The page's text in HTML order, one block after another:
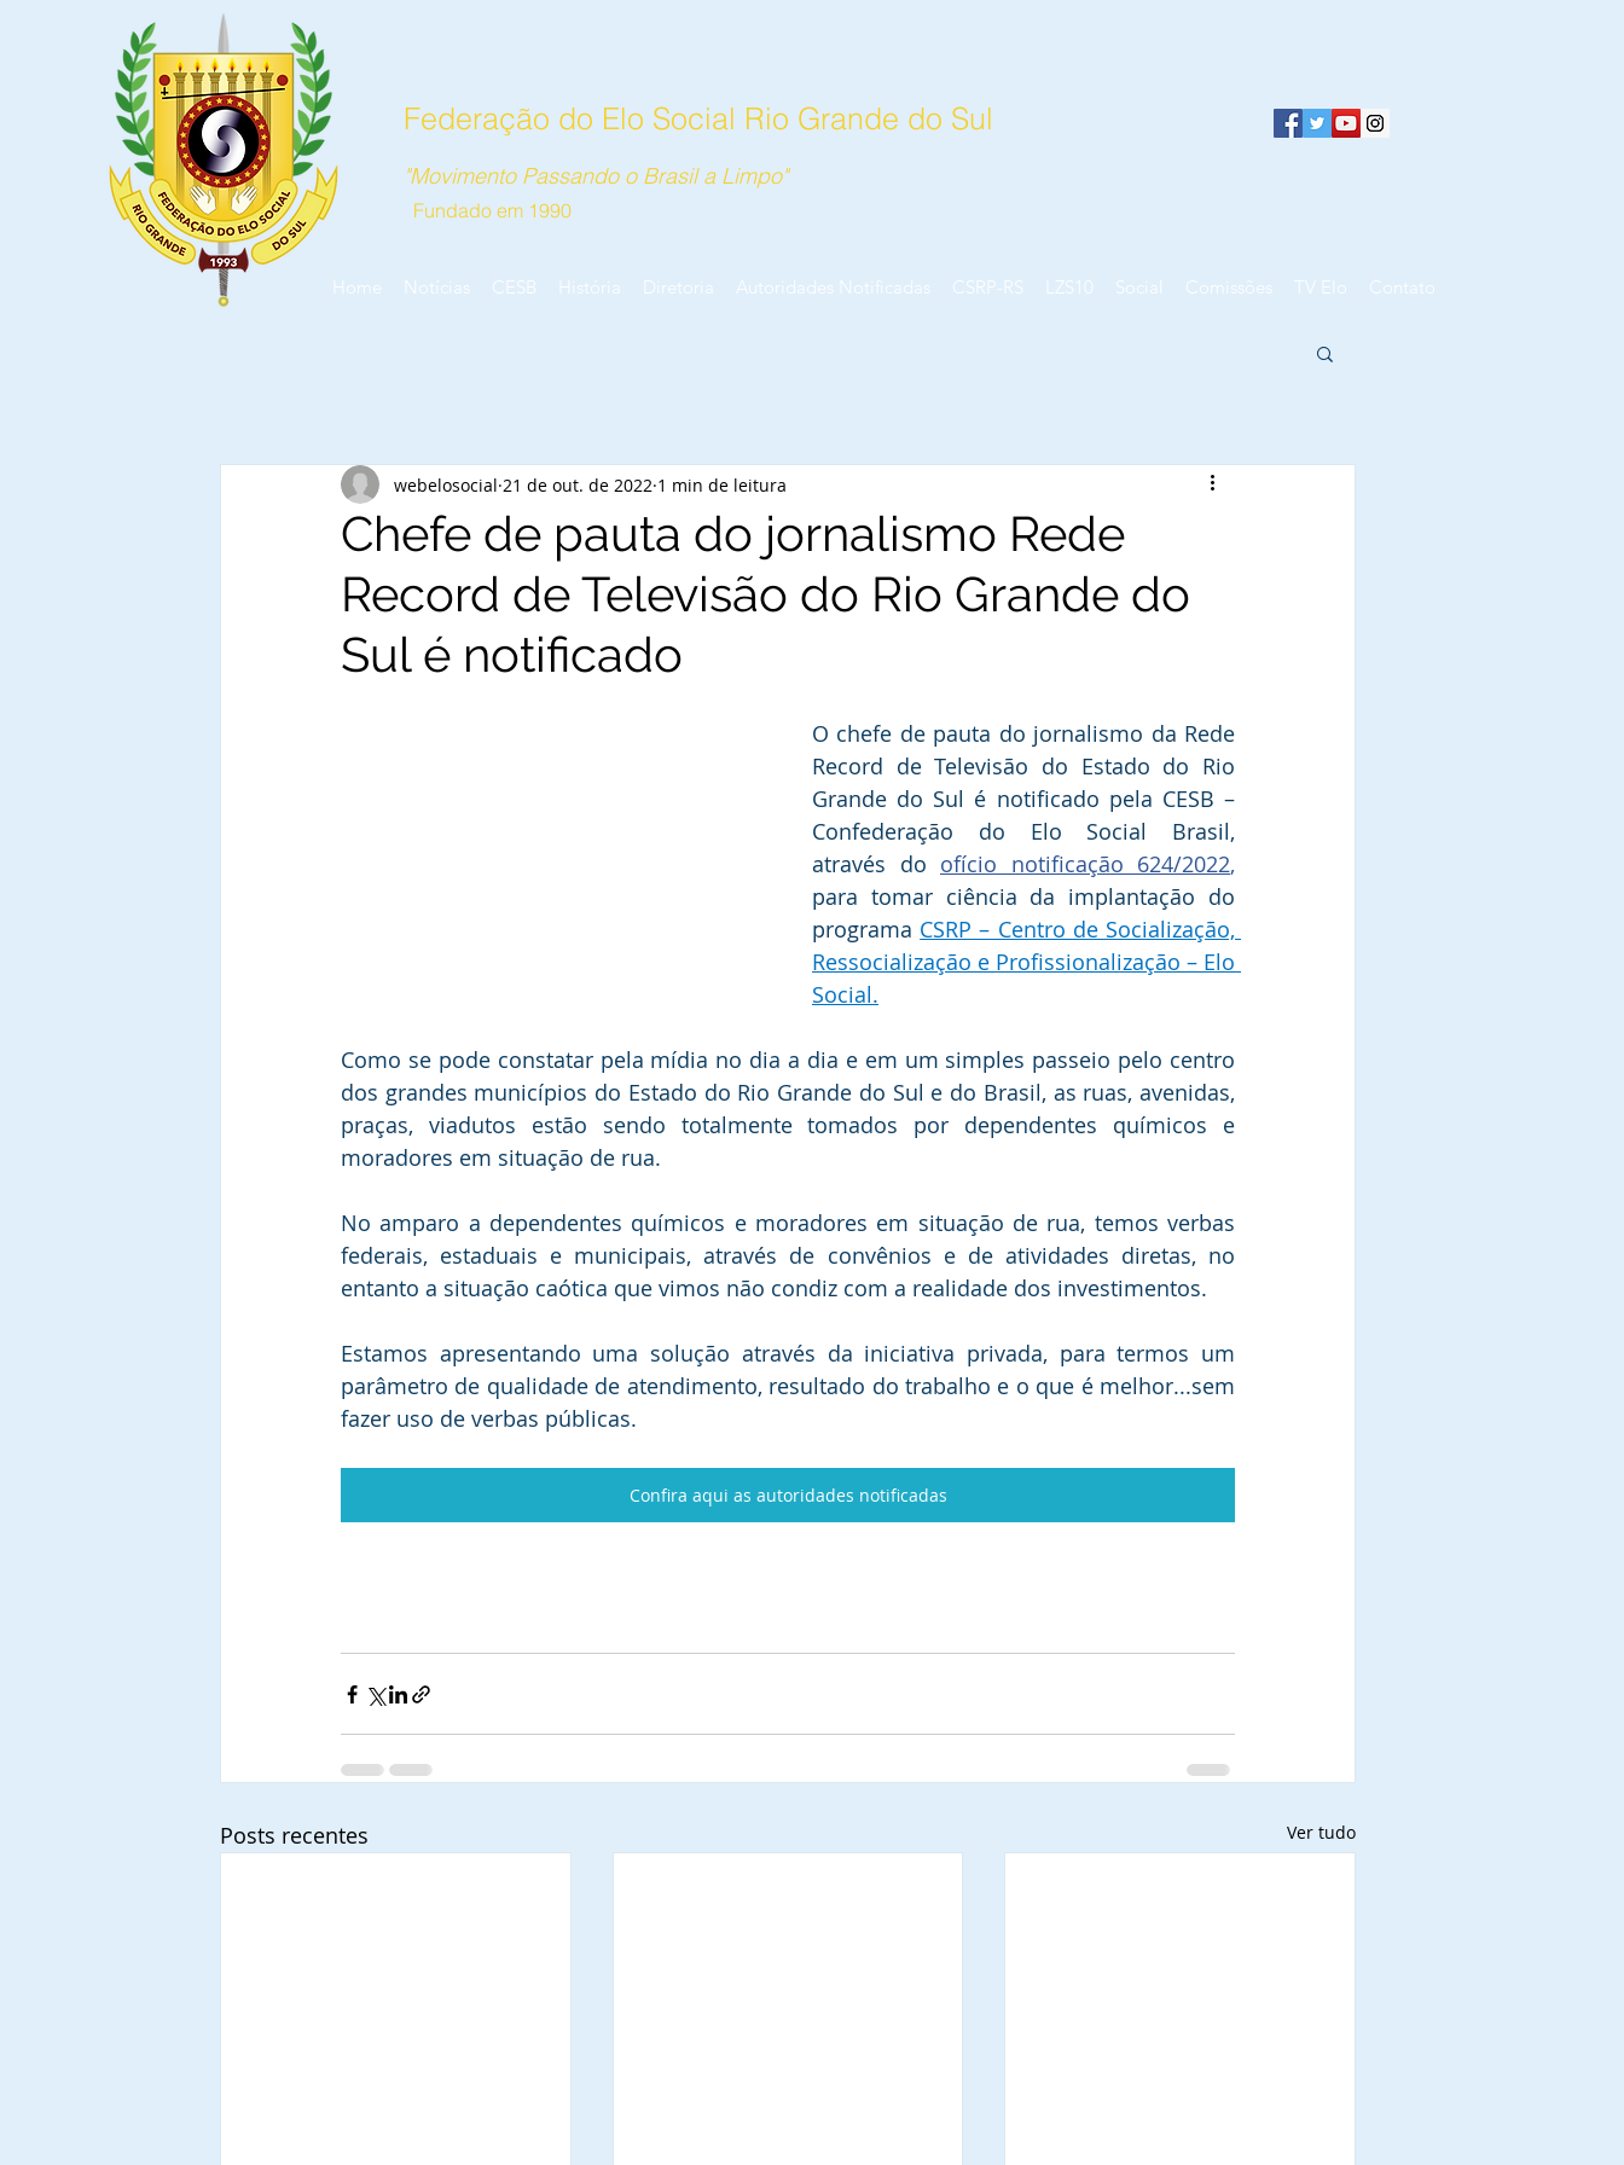
Federação do Elo Social Rio Grande do Sul
"Movimento Passando o Brasil a Limpo"
Fundado em 1990
Home Notícias CESB História Diretoria Autoridades Notificadas CSRP-RS LZS10 Social Comissões TV Elo Contato
Chefe de pauta do jornalismo Rede
Record de Televisão do Rio Grande do
Sul é notificado
webelosocial 21 de out. de 2022 1 min de leitura
O chefe de pauta do jornalismo da Rede
Record de Televisão do Estado do Rio
Grande do Sul é notificado pela CESB –
Confederação do Elo Social Brasil,
através do ofício notificação 624/2022
para tomar ciência da implantação do
programa CSRP – Centro de Socialização,
Ressocialização e Profissionalização – Elo
Social.
Como se pode constatar pela mídia no dia a dia e em um simples passeio pelo centro
dos grandes municípios do Estado do Rio Grande do Sul e do Brasil, as ruas, avenidas,
praças, viadutos estão sendo totalmente tomados por dependentes químicos e
moradores em situação de rua.
No amparo a dependentes químicos e moradores em situação de rua, temos verbas
federais, estaduais e municipais, através de convênios e de atividades diretas, no
entanto a situação caótica que vimos não condiz com a realidade dos investimentos.
Estamos apresentando uma solução através da iniciativa privada, para termos um
parâmetro de qualidade de atendimento, resultado do trabalho e o que é melhor...sem
fazer uso de verbas públicas.
Confira aqui as autoridades notificadas
Posts recentes Ver tudo